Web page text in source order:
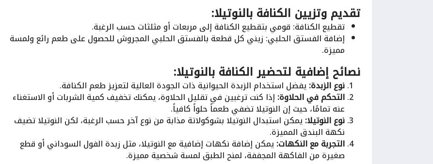
تقديم وتزيين الكنافة بالنوتيلا:
تقطيع الكنافة: قومي بتقطيع الكنافة إلى مربعات أو مثلثات حسب الرغبة.
إضافة الفستق الحلبي: زيني كل قطعة بالفستق الحلبي المجروش للحصول على طعم رائع ولمسة
مميزة.
نصائح إضافية لتحضير الكنافة بالنوتيلا:
نوع الزبدة:يفضل استخدام الزبدة الحيوانية ذات الجودة العالية لتعزيز طعم الكنافة.
التحكم في الحلاوة: إذا كنت ترغبين في تقليل الحلاوة، يمكنك تخفيف كمية الشربات أو الاستغناء
عنه تمامًا، حيث إن النوتيلا تضفي طعماً حلواً كافياً.
نوع النوتيلا:يمكن استبدال النوتيلا بشوكولاتة مذابة من نوع آخر حسب الرغبة، لكن النوتيلا تضيف
نكهة البندق المميزة.
التجربة مع النكهات:يمكن إضافة نكهات إضافية مع النوتيلا، مثل زبدة الفول السوداني أو قطع
صغيرة من الفاكهة المجففة، لمنح الطبق لمسة شخصية مميزة.